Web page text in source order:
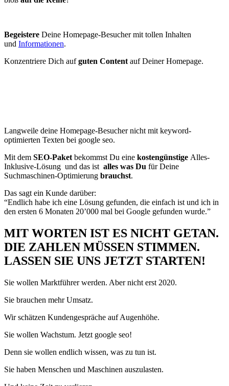
Begeistere Deine Homepage-Besucher mit tollen Inhalten
und Informationen.
Konzentriere Dich aufguten Content auf Deiner Homepage.
Langweile deine Homepage-Besucher nicht mit keyword-
optimierten Texten bei google seo.
Mit dem SEO-Paket bekommst Du eine kostengünstige Alles-
Inklusive-Lösung und das ist alles was Du für Deine
Suchmaschinen-Optimierung brauchst.
Das sagt ein Kunde darüber:
“Endlich habe ich eine Lösung gefunden, die einfach ist und ich in
den ersten 6 Monaten 20’000 mal bei Google gefunden wurde.”
MIT WORTEN IST ES NICHT GETAN.
DIE ZAHLEN MÜSSEN STIMMEN.
LASSEN SIE UNS JETZT STARTEN!
Sie wollen Marktführer werden. Aber nicht erst 2020.
Sie brauchen mehr Umsatz.
Wir schätzen Kundengespräche auf Augenhöhe.
Sie wollen Wachstum. Jetzt google seo!
Denn sie wollen endlich wissen, was zu tun ist.
Sie haben Menschen und Maschinen auszulasten.